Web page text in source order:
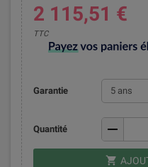
2 115,51 €
TTC
Garantie
Quantité remove
shopping_cart